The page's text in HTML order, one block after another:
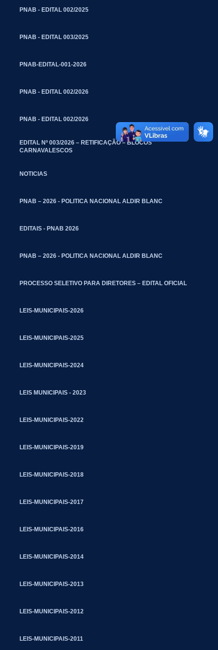
PNAB - EDITAL 002/2025
PNAB - EDITAL 003/2025
PNAB-EDITAL-001-2026
PNAB - EDITAL 002/2026
PNAB - EDITAL 002/2026
EDITAL Nº 003/2026 – RETIFICAÇÃO – BLOCOS
CARNAVALESCOS
NOTICIAS
PNAB – 2026 - POLITICA NACIONAL ALDIR BLANC
EDITAIS - PNAB 2026
PNAB – 2026 - POLITICA NACIONAL ALDIR BLANC
PROCESSO SELETIVO PARA DIRETORES – EDITAL OFICIAL
LEIS-MUNICIPAIS-2026
LEIS-MUNICIPAIS-2025
LEIS-MUNICIPAIS-2024
LEIS MUNICIPAIS - 2023
LEIS-MUNICIPAIS-2022
LEIS-MUNICIPAIS-2019
LEIS-MUNICIPAIS-2018
LEIS-MUNICIPAIS-2017
LEIS-MUNICIPAIS-2016
LEIS-MUNICIPAIS-2014
LEIS-MUNICIPAIS-2013
LEIS-MUNICIPAIS-2012
LEIS-MUNICIPAIS-2011